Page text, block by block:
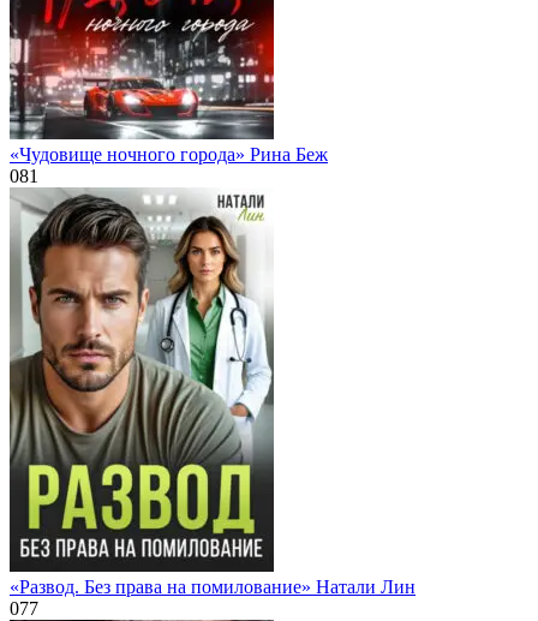
«Чудовище ночного города» Рина Беж
081
«Развод. Без права на помилование» Натали Лин
077